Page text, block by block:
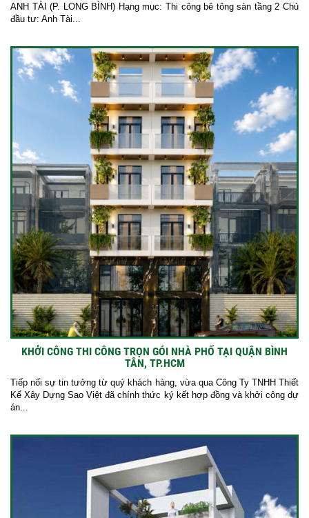
ANH TÀI (P. LONG BÌNH) Hạng mục: Thi công bê tông sàn tầng 2 Chủ
đầu tư: Anh Tài...
KHỞI CÔNG THI CÔNG TRỌN GÓI NHÀ PHỐ TẠI QUẬN BÌNH
TÂN, TP.HCM
Tiếp nối sự tin tưởng từ quý khách hàng, vừa qua Công Ty TNHH Thiết
Kế Xây Dựng Sao Việt đã chính thức ký kết hợp đồng và khởi công dự
án...